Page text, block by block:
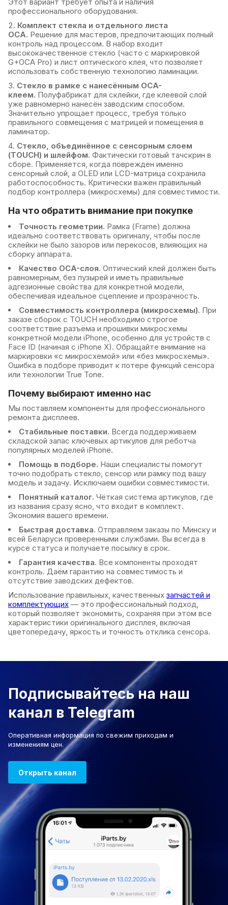
профессионального оборудования.
Комплект стекла и отдельного листа
OCA. Решение для мастеров, предпочитающих полный
контроль над процессом. В набор входит
высококачественное стекло (часто с маркировкой
G+OCA Pro) и лист оптического клея, что позволяет
использовать собственную технологию ламинации.
Стекло в рамке с нанесённым OCA-
клеем. Полуфабрикат для склейки, где клеевой слой
уже равномерно нанесён заводским способом.
Значительно упрощает процесс, требуя только
правильного совмещения с матрицей и помещения в
ламинатор.
Стекло, объединённое с сенсорным слоем
(TOUCH) и шлейфом. Фактически готовый тачскрин в
сборе. Применяется, когда повреждён именно
сенсорный слой, а OLED или LCD-матрица сохранила
работоспособность. Критически важен правильный
подбор контроллера (микросхемы) для совместимости.
На что обратить внимание при покупке
Точность геометрии. Рамка (Frame) должна
идеально соответствовать оригиналу, чтобы после
склейки не было зазоров или перекосов, влияющих на
сборку аппарата.
Качество OCA-слоя. Оптический клей должен быть
равномерным, без пузырей и иметь правильные
адгезионные свойства для конкретной модели,
обеспечивая идеальное сцепление и прозрачность.
Совместимость контроллера (микросхемы). При
заказе сборок с TOUCH необходимо строгое
соответствие разъёма и прошивки микросхемы
конкретной модели iPhone, особенно для устройств с
Face ID (начиная с iPhone X). Обращайте внимание на
маркировки «с микросхемой» или «без микросхемы».
Ошибка в подборе приводит к потере функций сенсора
или технологии True Tone.
Почему выбирают именно нас
Мы поставляем компоненты для профессионального
ремонта дисплеев.
Стабильные поставки. Всегда поддерживаем
складской запас ключевых артикулов для реботча
популярных моделей iPhone.
Помощь в подборе. Наши специалисты помогут
точно подобрать стекло, сенсор или рамку под вашу
модель и задачу. Исключаем ошибки совместимости.
Понятный каталог. Чёткая система артикулов, где
из названия сразу ясно, что входит в комплект.
Экономия вашего времени.
Быстрая доставка. Отправляем заказы по Минску и
всей Беларуси проверенными службами. Вы всегда в
курсе статуса и получаете посылку в срок.
Гарантия качества. Все компоненты проходят
контроль. Даём гарантию на совместимость и
отсутствие заводских дефектов.
Использование правильных, качественных запчастей и
комплектующих — это профессиональный подход,
который позволяет экономить, сохраняя при этом все
характеристики оригинального дисплея, включая
цветопередачу, яркость и точность отклика сенсора.
Подписывайтесь на наш
канал в Telegram
Оперативная информация по свежим приходам и
изменениям цен.
Открыть канал